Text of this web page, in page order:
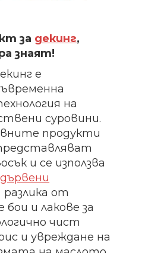
за декинг,
знаят!
е
на
суровини.
продукти
и се използва
дървени
разлика от
и лакове за
чист
и увреждане на